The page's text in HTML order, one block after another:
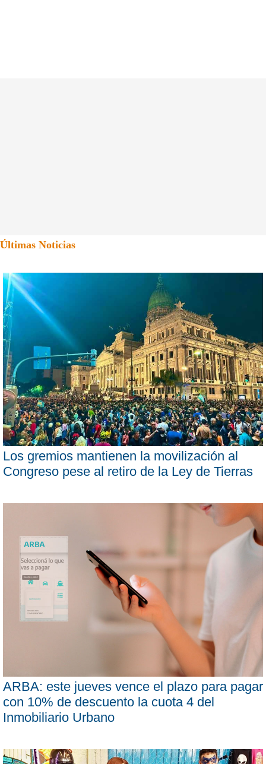
Últimas Noticias
Los gremios mantienen la movilización al
Congreso pese al retiro de la Ley de Tierras
ARBA: este jueves vence el plazo para pagar
con 10% de descuento la cuota 4 del
Inmobiliario Urbano